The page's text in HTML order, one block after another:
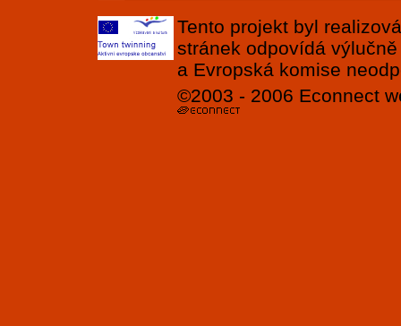
Tento projekt byl
stránek odpovídá
a Evropská komise
©2003 - 2006 Econnect